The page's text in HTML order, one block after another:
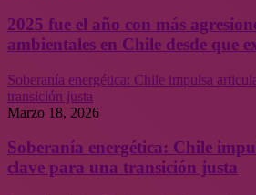
2025 fue el año con más
ambientales en Chile desde que
Soberanía energética: Chile impulsa
transición justa
Marzo 18, 2026
Soberanía energética: Chile
clave para una transición justa